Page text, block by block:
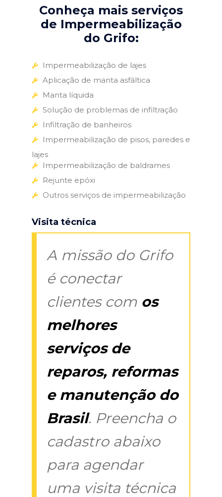
Conheça mais serviços
de Impermeabilização
do Grifo:
Impermeabilização de lajes
Aplicação de manta asfáltica
Manta líquida
Solução de problemas de infiltração
Infiltração de banheiros
Impermeabilização de pisos, paredes e
lajes
Impermeabilização de baldrames
Rejunte epóxi
Outros serviços de impermeabilização
Visita técnica
A missão do Grifo
é conectar
clientes com os
melhores
serviços de
reparos, reformas
e manutenção do
Brasil. Preencha o
cadastro abaixo
para agendar
uma visita técnica